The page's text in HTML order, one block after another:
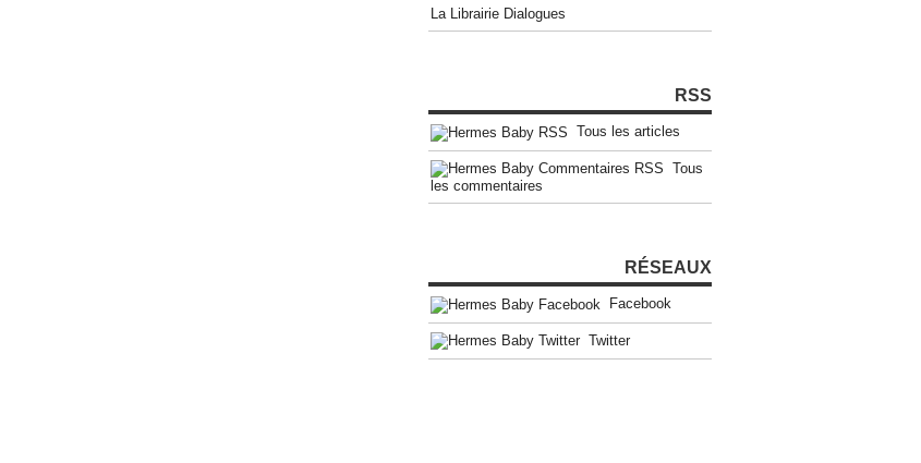
La Librairie Dialogues
RSS
Tous les articles
Tous
les commentaires
RÉSEAUX
Facebook
Twitter